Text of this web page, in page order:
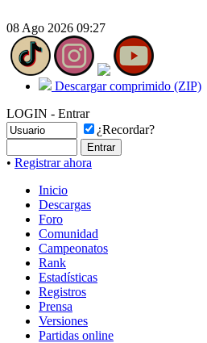
08 Ago 2026 09:27
Descargar comprimido (ZIP)
LOGIN - Entrar
¿Recordar?
• Registrar ahora
Inicio
Descargas
Foro
Comunidad
Campeonatos
Rank
Estadísticas
Registros
Prensa
Versiones
Partidas online